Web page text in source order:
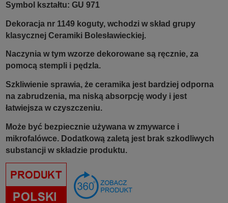
Symbol kształtu: GU 971
Dekoracja nr 1149 koguty, wchodzi w skład grupy
klasycznej Ceramiki Bolesławieckiej.
Naczynia w tym wzorze dekorowane są ręcznie, za
pomocą stempli i pędzla.
Szkliwienie sprawia, że ceramika jest bardziej odporna
na zabrudzenia, ma niską absorpcję wody i jest
łatwiejsza w czyszczeniu.
Może być bezpiecznie używana w zmywarce i
mikrofalówce. Dodatkową zaletą jest brak szkodliwych
substancji w składzie produktu.